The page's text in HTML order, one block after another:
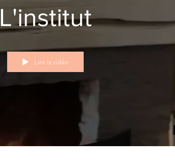
L'institut
Lire la vidéo